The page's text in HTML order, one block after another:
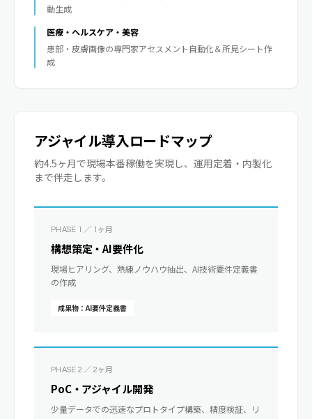
動生成
医療・ヘルスケア・美容
患部・皮膚画像の専門家アセスメント自動化＆所見シート作
成
アジャイル導入ロードマップ
約4.5ヶ月で現場本番稼働を実現し、運用定着・内製化
まで伴走します。
PHASE 1 ／ 1ヶ月
構想策定・AI要件化
現場ヒアリング、熟練ノウハウ抽出、AI技術要件定義書
の作成
成果物：AI要件定義書
PHASE 2 ／ 2ヶ月
PoC・アジャイル開発
少量データでの迅速なプロトタイプ構築、精度検証、リ